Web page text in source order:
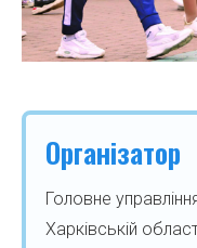
Організатор
Головне
Харківській